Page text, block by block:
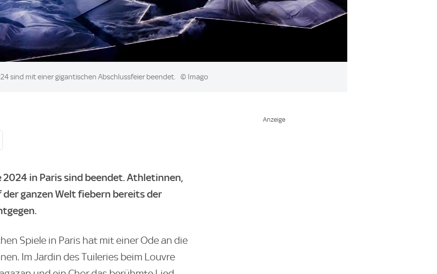
sind mit einer gigantischen Abschlussfeier beendet. © Imago
in Paris sind beendet. Athletinnen,
ganzen Welt fiebern bereits der
Spiele in Paris hat mit einer Ode an die
Im Jardin des Tuileries beim Louvre